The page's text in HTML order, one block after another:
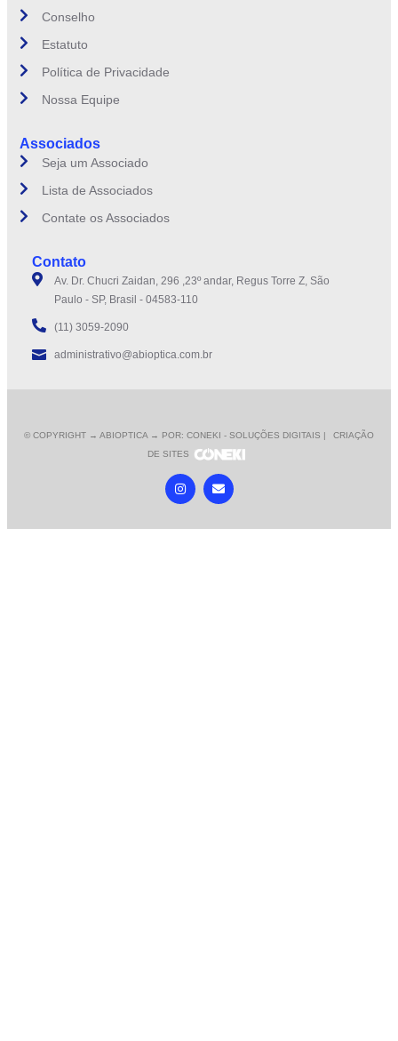
Conselho
Estatuto
Política de Privacidade
Nossa Equipe
Associados
Seja um Associado
Lista de Associados
Contate os Associados
Contato
Av. Dr. Chucri Zaidan, 296 ,23º andar, Regus Torre Z, São
Paulo - SP, Brasil - 04583-110
(11) 3059-2090
administrativo@abioptica.com.br
© COPYRIGHT → ABIOPTICA → POR: CONEKI - SOLUÇÕES DIGITAIS |
CRIAÇÃO
DE SITES